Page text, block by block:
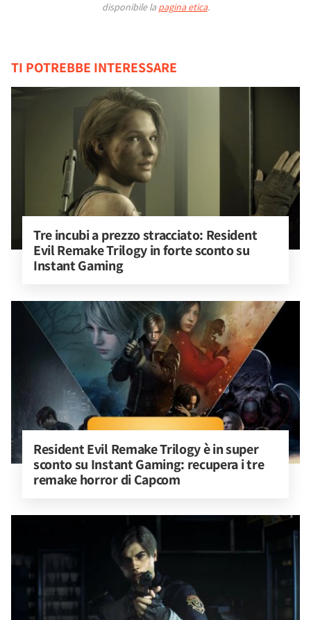
disponibile la pagina etica.
TI POTREBBE INTERESSARE
Tre incubi a prezzo stracciato: Resident
Evil Remake Trilogy in forte sconto su
Instant Gaming
Resident Evil Remake Trilogy è in super
sconto su Instant Gaming: recupera i tre
remake horror di Capcom